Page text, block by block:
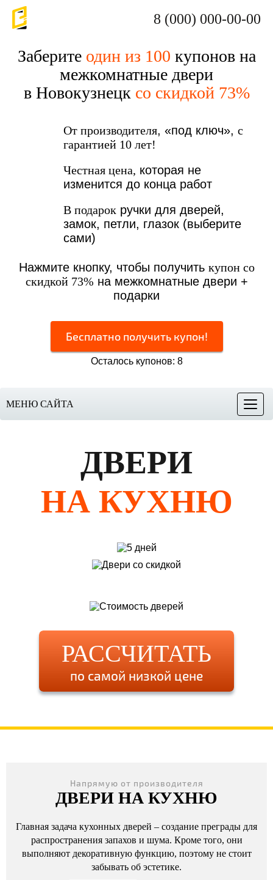
8 (000) 000-00-00
Заберите один из 100 купонов на
межкомнатные двери
в Новокузнецк со скидкой 73%
От производителя, «под ключ», с
гарантией 10 лет!
Честная цена, которая не
изменится до конца работ
В подарок ручки для дверей,
замок, петли, глазок (выберите
сами)
Нажмите кнопку, чтобы получить купон со
скидкой 73% на межкомнатные двери +
подарки
Бесплатно получить купон!
Осталось купонов: 8
Меню
МЕНЮ САЙТА
ДВЕРИ
НА КУХНЮ
РАССЧИТАТЬ
по самой низкой цене
Напрямую от производителя
ДВЕРИ НА КУХНЮ
Главная задача кухонных дверей – создание преграды для
распространения запахов и шума. Кроме того, они
выполняют декоративную функцию, поэтому не стоит
забывать об эстетике.